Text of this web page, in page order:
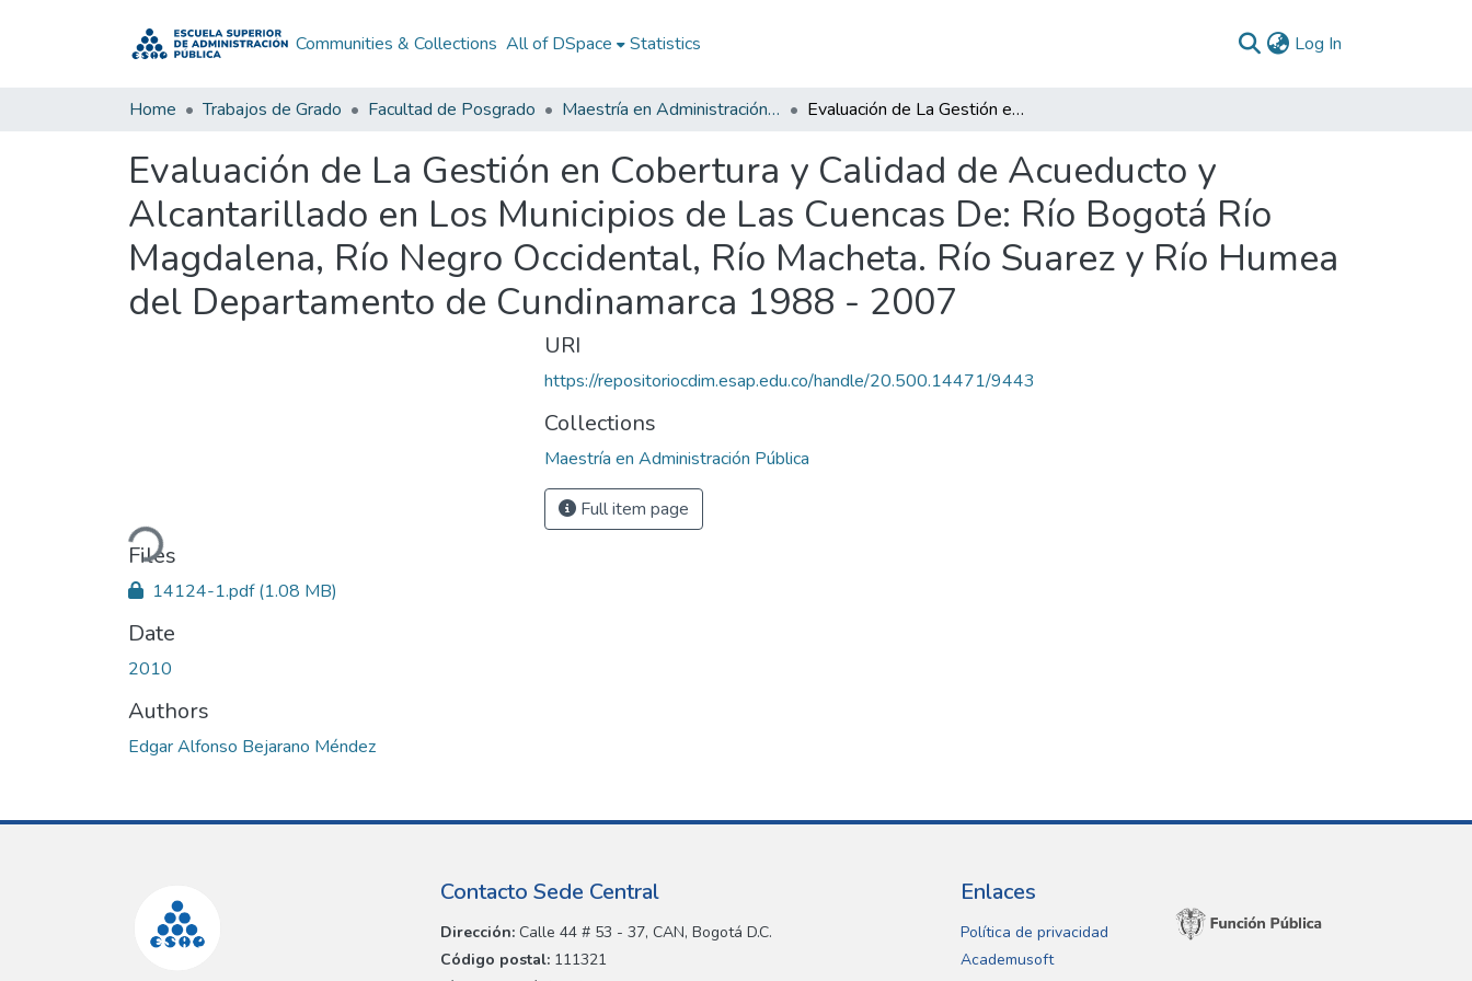
Communities & Collections All of DSpace Statistics Log In
Home Trabajos de Grado Facultad de Posgrado Maestría en Administración Pública Evaluación de La Gestión en Cobertura y Calidad de Acueducto y Alcantarillado en Los Municipios de Las Cuencas De: Río Bogotá Río Magdalena, Río Negro Occidental, Río Macheta. Río Suarez y Río Humea del Departamento de Cundinamarca 1988 - 2007
Evaluación de La Gestión en Cobertura y Calidad de Acueducto y
Alcantarillado en Los Municipios de Las Cuencas De: Río Bogotá Río
Magdalena, Río Negro Occidental, Río Macheta. Río Suarez y Río Humea
del Departamento de Cundinamarca 1988 - 2007
Loading...
Files
14124-1.pdf(1.08 MB)
Date
2010
Authors
Edgar Alfonso Bejarano Méndez
URI
https://repositoriocdim.esap.edu.co/handle/20.500.14471/9443
Collections
Maestría en Administración Pública
Full item page
Contacto Sede Central
Dirección: Calle 44 # 53 - 37, CAN, Bogotá D.C.
Código postal: 111321
Enlaces
Política de privacidad
Academusoft